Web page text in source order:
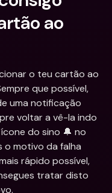
ao
o teu cartão ao
que possível,
uma notificação
voltar a vê-la indo
do sino 🔔 no
o motivo da falha
rápido possível,
tratar disto